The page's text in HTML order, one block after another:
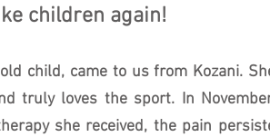
children again!
child, came to us from Kozani.
truly loves the sport. In
she received, the pain